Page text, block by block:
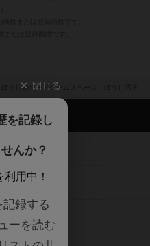
ぼうし＠ボードゲームスペース ぼうし店主
閉じる
を記録し
んか？
用中！
録する
ーを読む